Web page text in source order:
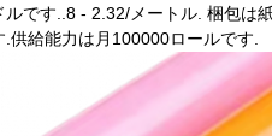
です..8 - 2.32/メートル. 梱包は
給能力は月100000ロールです.